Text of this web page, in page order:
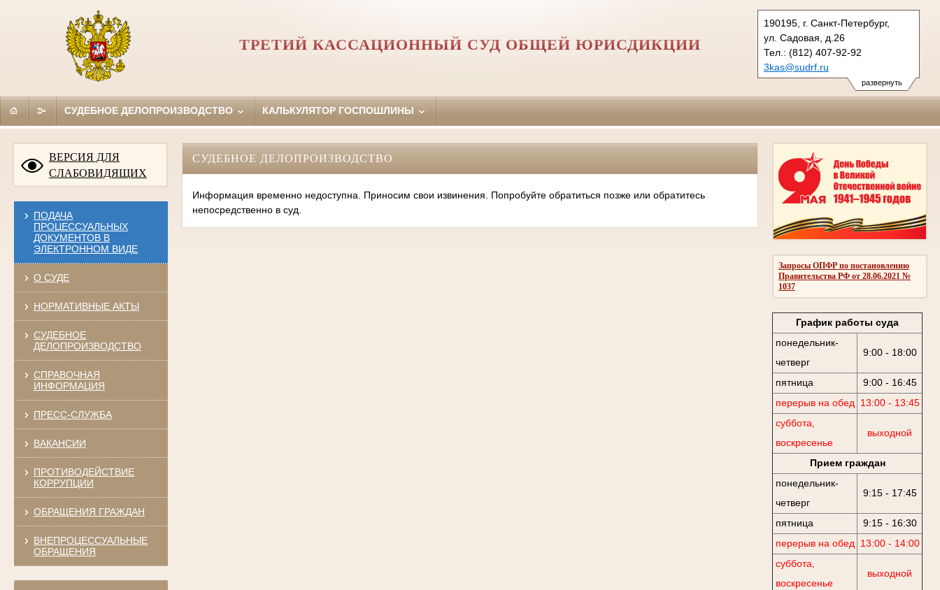
развернуть
190195, г. Санкт-Петербург,
ул. Садовая, д.26
Тел.: (812) 407-92-92
3kas@sudrf.ru
ТРЕТИЙ КАССАЦИОННЫЙ СУД ОБЩЕЙ ЮРИСДИКЦИИ
СУДЕБНОЕ ДЕЛОПРОИЗВОДСТВО КАЛЬКУЛЯТОР ГОСПОШЛИНЫ
ВЕРСИЯ ДЛЯ
СЛАБОВИДЯЩИХ
ПОДАЧА
ПРОЦЕССУАЛЬНЫХ
ДОКУМЕНТОВ В
ЭЛЕКТРОННОМ ВИДЕ
О СУДЕ
НОРМАТИВНЫЕ АКТЫ
СУДЕБНОЕ
ДЕЛОПРОИЗВОДСТВО
СПРАВОЧНАЯ
ИНФОРМАЦИЯ
ПРЕСС-СЛУЖБА
ВАКАНСИИ
ПРОТИВОДЕЙСТВИЕ
КОРРУПЦИИ
ОБРАЩЕНИЯ ГРАЖДАН
ВНЕПРОЦЕССУАЛЬНЫЕ
ОБРАЩЕНИЯ
Запросы ОПФР по постановлению
Правительства РФ от 28.06.2021 №
1037
График работы суда
понедельник-
четверг
9:00 - 18:00
пятница
9:00 - 16:45
перерыв на обед 13:00 - 13:45
суббота,
воскресенье
выходной
Прием граждан
понедельник-
четверг
9:15 - 17:45
пятница
9:15 - 16:30
перерыв на обед 13:00 - 14:00
суббота,
воскресенье
выходной
СУДЕБНОЕ ДЕЛОПРОИЗВОДСТВО
Информация временно недоступна. Приносим свои извинения. Попробуйте обратиться позже или обратитесь
непосредственно в суд.